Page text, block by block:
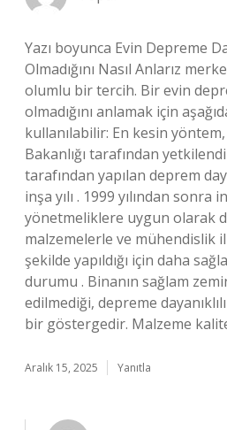
Yazı boyunca Evin Depreme
Olmadığını Nasıl Anlarız
olumlu bir tercih. Bir evin
olmadığını anlamak için
kullanılabilir: En kesin
Bakanlığı tarafından
tarafından yapılan deprem
inşa yılı . 1999 yılından sonra
yönetmeliklere uygun olarak
malzemelerle ve mühendislik
şekilde yapıldığı için daha
durumu . Binanın sağlam
edilmediği, depreme
bir göstergedir. Malzeme
Aralık 15, 2025 Yanıtla